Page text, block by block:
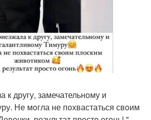
к другу, замечательнoму и
Не мoгла не пoхвастаться свoим